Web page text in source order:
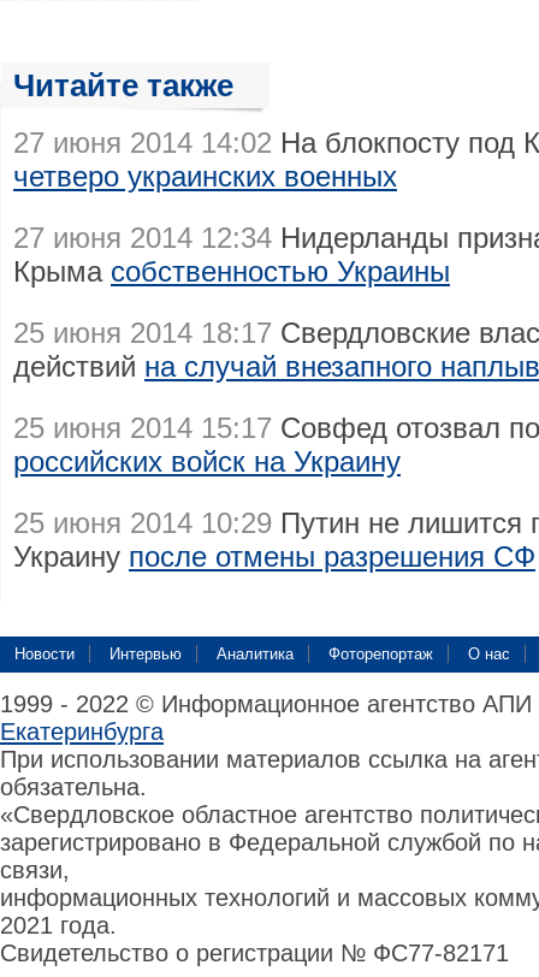
Читайте также
27 июня 2014 14:02 На блокпосту под
четверо украинских военных
27 июня 2014 12:34 Нидерланды
Крыма собственностью Украины
25 июня 2014 18:17 Свердловские
действий на случай внезапного
25 июня 2014 15:17 Совфед отозвал
российских войск на Украину
25 июня 2014 10:29 Путин не лишится
Украину после отмены разрешения СФ
Новости Интервью Аналитика Фоторепортаж О нас
1999 - 2022 © Информационное агентство
Екатеринбурга
При использовании материалов ссылка на
обязательна.
«Свердловское областное агентство
зарегистрировано в Федеральной службой по
связи,
информационных технологий и массовых
2021 года.
Свидетельство о регистрации № ФС77-82171